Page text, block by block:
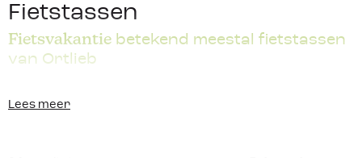
Fietstassen
Fietsvakantie betekend meestal fietstassen
van Ortlieb
Lees meer